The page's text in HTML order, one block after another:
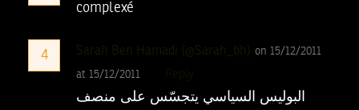
complexé
4 Sarah Ben Hamadi (@Sarah_bh) on 15/12/2011
at 15/12/2011
البوليس السياسي يتجسّس على منصف